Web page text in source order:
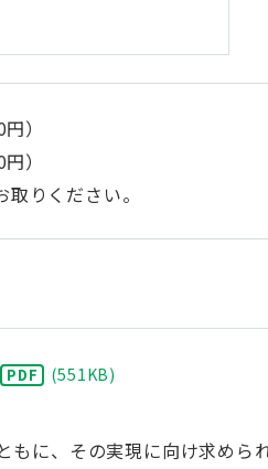
）
）
りください。
PDF (551KB)
に、その実現に向け求めら